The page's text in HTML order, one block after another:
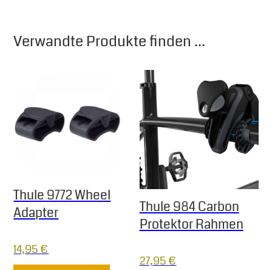
Verwandte Produkte finden ...
Thule 9772 Wheel
Adapter
14,95€
Thule 984 Carbon
Protektor Rahmen
27,95€